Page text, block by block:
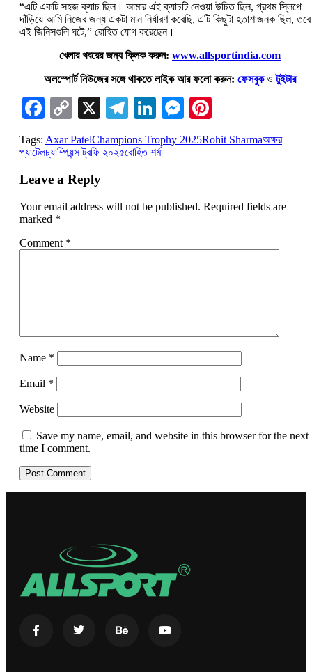
“এটি একটি সহজ ক্যাচ ছিল। আমার এই ক্যাচটি নেওয়া উচিত ছিল, প্রথম স্লিপে
দাঁড়িয়ে আমি নিজের জন্য একটা মান নির্ধারণ করেছি, এটি কিছুটা হতাশাজনক ছিল, তবে
এই জিনিসগুলি ঘটে,” রোহিত যোগ করেছেন।
খেলার খবরের জন্য ক্লিক করুন: www.allsportindia.com
অলস্পোর্ট নিউজের সঙ্গে থাকতে লাইক আর ফলো করুন: ফেসবুকওটুইটার
Facebook
Copy
Link
X Telegram
LinkedIn
Messenger
Tags: Axar PatelChampions Trophy 2025Rohit Sharmaঅক্ষর
প্যাটেলচ্যাম্পিয়ন্স ট্রফি ২০২৫রোহিত শর্মা
Leave a Reply
Your email address will not be published. Required fields are
marked *
Comment *
Name *
Email *
Website
Save my name, email, and website in this browser for the next
time I comment.